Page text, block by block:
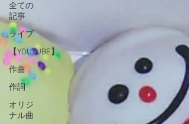
全ての
記事
ライブ
【YOUTUBE】
作曲
作詞
オリジ
ナル曲